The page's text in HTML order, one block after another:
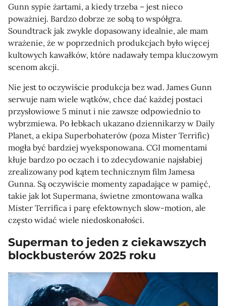
Gunn sypie żartami, a kiedy trzeba – jest nieco
poważniej. Bardzo dobrze ze sobą to współgra.
Soundtrack jak zwykle dopasowany idealnie, ale mam
wrażenie, że w poprzednich produkcjach było więcej
kultowych kawałków, które nadawały tempa kluczowym
scenom akcji.
Nie jest to oczywiście produkcja bez wad. James Gunn
serwuje nam wiele wątków, chce dać każdej postaci
przysłowiowe 5 minut i nie zawsze odpowiednio to
wybrzmiewa. Po łebkach ukazano dziennikarzy w Daily
Planet, a ekipa Superbohaterów (poza Mister Terrific)
mogła być bardziej wyeksponowana. CGI momentami
kłuje bardzo po oczach i to zdecydowanie najsłabiej
zrealizowany pod kątem technicznym film Jamesa
Gunna. Są oczywiście momenty zapadające w pamięć,
takie jak lot Supermana, świetne zmontowana walka
Mister Terrifica i parę efektownych slow-motion, ale
często widać wiele niedoskonałości.
Superman to jeden z ciekawszych
blockbusterów 2025 roku